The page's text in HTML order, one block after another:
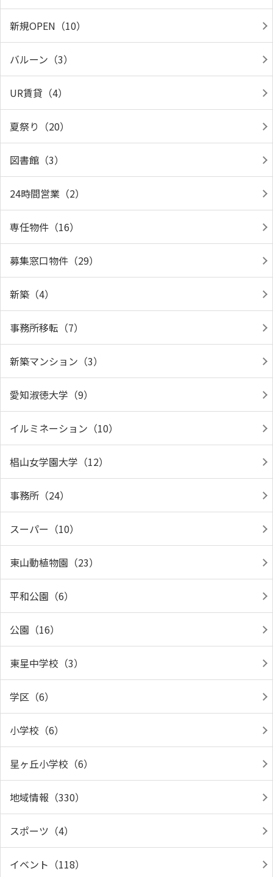
新規OPEN（10）
バルーン（3）
UR賃貸（4）
夏祭り（20）
図書館（3）
24時間営業（2）
専任物件（16）
募集窓口物件（29）
新築（4）
事務所移転（7）
新築マンション（3）
愛知淑徳大学（9）
イルミネーション（10）
椙山女学園大学（12）
事務所（24）
スーパー（10）
東山動植物園（23）
平和公園（6）
公園（16）
東星中学校（3）
学区（6）
小学校（6）
星ヶ丘小学校（6）
地域情報（330）
スポーツ（4）
イベント（118）